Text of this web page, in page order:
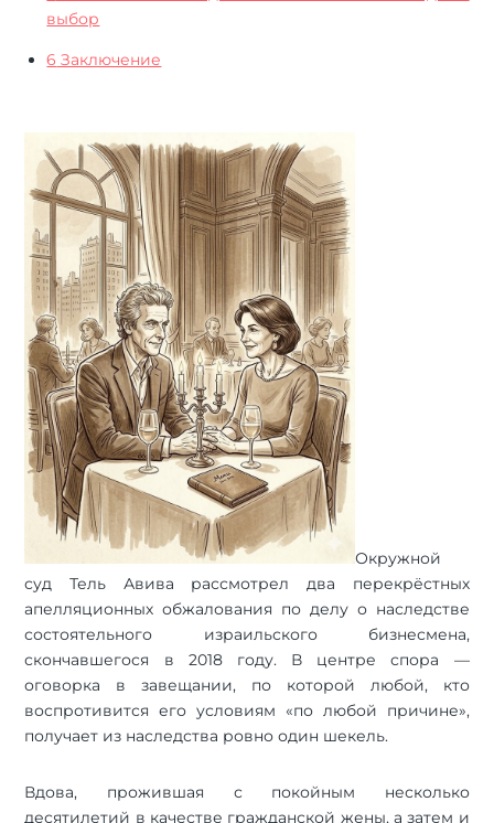
выбор
6 Заключение
Окружной
суд Тель Авива рассмотрел два перекрёстных
апелляционных обжалования по делу о наследстве
состоятельного израильского бизнесмена,
скончавшегося в 2018 году. В центре спора —
оговорка в завещании, по которой любой, кто
воспротивится его условиям «по любой причине»,
получает из наследства ровно один шекель.
Вдова, прожившая с покойным несколько
десятилетий в качестве гражданской жены, а затем и